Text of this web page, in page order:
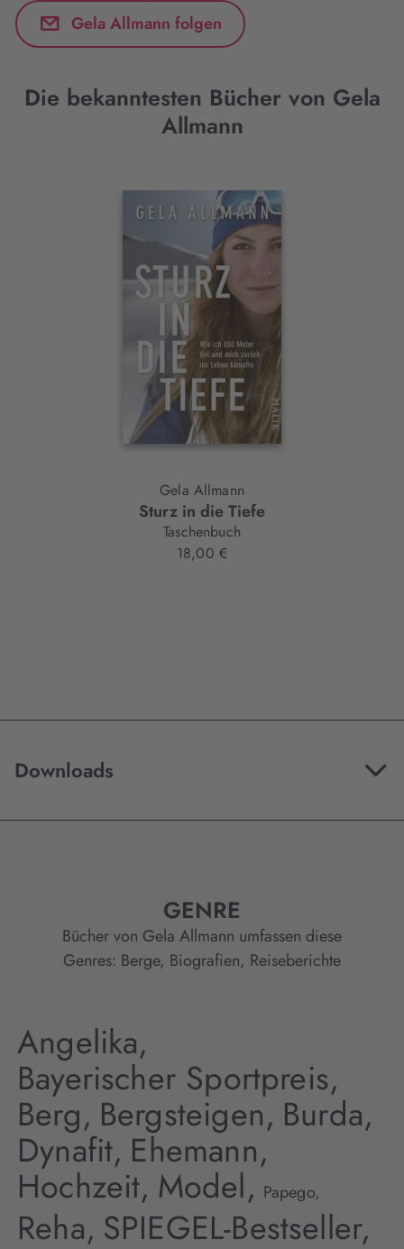
Gela Allmann folgen
Die bekanntesten Bücher von Gela
Allmann
Gela Allmann
Sturz in die Tiefe
Taschenbuch
18,00 €
Downloads
GENRE
Bücher von Gela Allmann umfassen diese
Genres: Berge, Biografien, Reiseberichte
Angelika,
Bayerischer Sportpreis,
Berg, Bergsteigen, Burda,
Dynafit, Ehemann,
Hochzeit, Model, Papego,
Reha, SPIEGEL-Bestseller,